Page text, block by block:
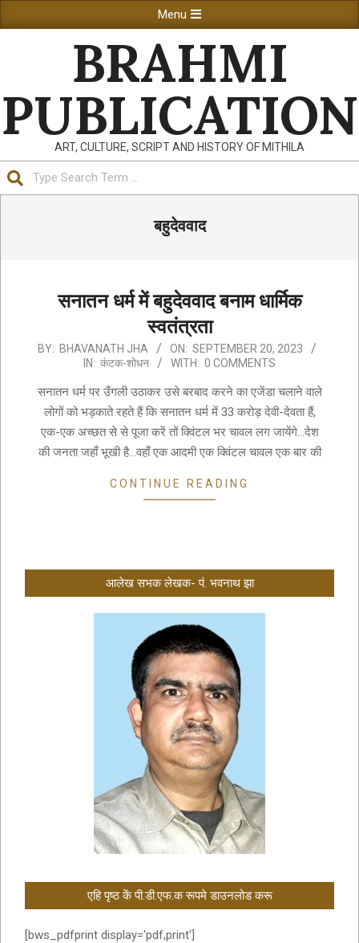
to
Navigation
Menu
BRAHMI
PUBLICATION
ART, CULTURE, SCRIPT AND HISTORY OF MITHILA
बहुदेववाद
सनातन धर्म में बहुदेववाद बनाम धार्मिक
स्वतंत्रता
2023-
20
BY: BHAVANATH JHA ON: SEPTEMBER 20, 2023
IN: कंटक-शोधन WITH: 0 COMMENTS
सनातन धर्म पर उँगली उठाकर उसे बरबाद करने का एजेंडा चलाने वाले
लोगों को भड़काते रहते हैं कि सनातन धर्म में 33 करोड़ देवी-देवता हैं,
एक-एक अच्छत से से पूजा करें तों क्विंटल भर चावल लग जायेंगे…देश
की जनता जहाँ भूखी है…वहाँ एक आदमी एक क्विंटल चावल एक बार की
CONTINUE READING
आलेख सभक लेखक- पं. भवनाथ झा
एहि पृष्ठ कें पी.डी.एफ.क रूपमे डाउनलोड करू
[bws_pdfprint display='pdf,print']